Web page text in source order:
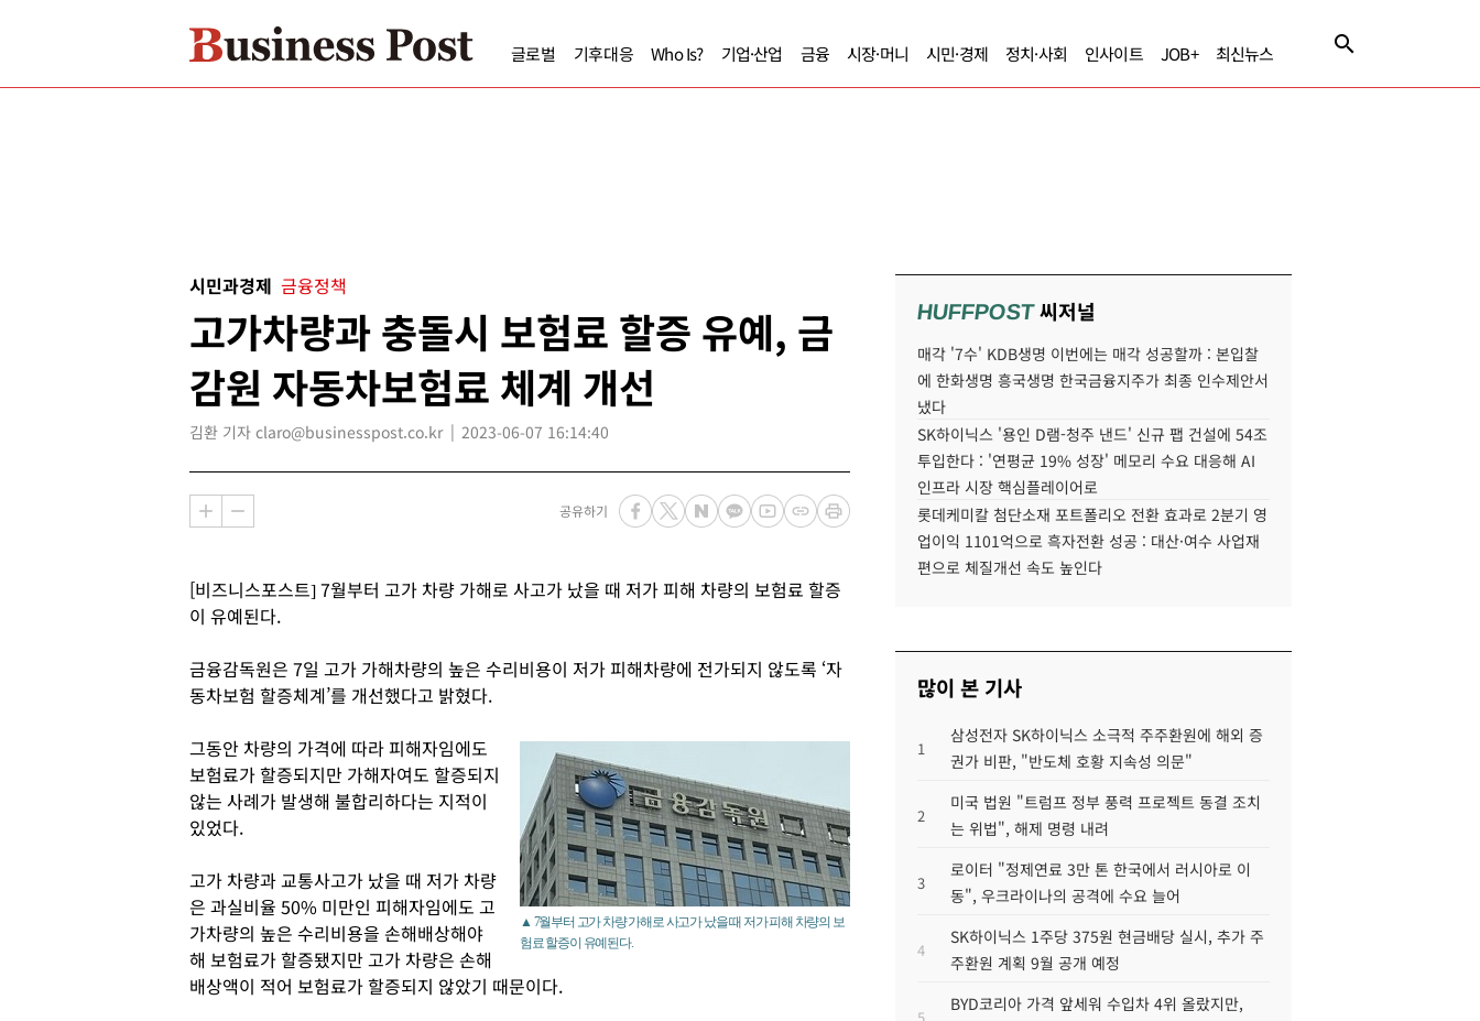
글로벌 기후대응 Who Is? 기업·산업 금융 시장·머니 시민·경제 정치·사회 인사이트 JOB+ 최신뉴스
시민과경제 금융정책
고가차량과 충돌시 보험료 할증 유예, 금
감원 자동차보험료 체계 개선
김환 기자 claro@businesspost.co.kr 2023-06-07 16:14:40
공유하기
[비즈니스포스트] 7월부터 고가 차량 가해로 사고가 났을 때 저가 피해 차량의 보험료 할증
이 유예된다.
금융감독원은 7일 고가 가해차량의 높은 수리비용이 저가 피해차량에 전가되지 않도록 ‘자
동차보험 할증체계’를 개선했다고 밝혔다.
▲ 7월부터 고가 차량 가해로 사고가 났을 때 저가 피해 차량의 보
험료 할증이 유예된다.
그동안 차량의 가격에 따라 피해자임에도
보험료가 할증되지만 가해자여도 할증되지
않는 사례가 발생해 불합리하다는 지적이
있었다.
고가 차량과 교통사고가 났을 때 저가 차량
은 과실비율 50% 미만인 피해자임에도 고
가차량의 높은 수리비용을 손해배상해야
해 보험료가 할증됐지만 고가 차량은 손해
배상액이 적어 보험료가 할증되지 않았기 때문이다.
HUFFPOST씨저널
매각 '7수' KDB생명 이번에는 매각 성공할까 : 본입찰
에 한화생명 흥국생명 한국금융지주가 최종 인수제안서
냈다
SK하이닉스 '용인 D램-청주 낸드' 신규 팹 건설에 54조
투입한다 : '연평균 19% 성장' 메모리 수요 대응해 AI
인프라 시장 핵심플레이어로
롯데케미칼 첨단소재 포트폴리오 전환 효과로 2분기 영
업이익 1101억으로 흑자전환 성공 : 대산·여수 사업재
편으로 체질개선 속도 높인다
많이 본 기사
1
삼성전자 SK하이닉스 소극적 주주환원에 해외 증
권가 비판, "반도체 호황 지속성 의문"
2
미국 법원 "트럼프 정부 풍력 프로젝트 동결 조치
는 위법", 해제 명령 내려
3
로이터 "정제연료 3만 톤 한국에서 러시아로 이
동", 우크라이나의 공격에 수요 늘어
4
SK하이닉스 1주당 375원 현금배당 실시, 추가 주
주환원 계획 9월 공개 예정
BYD코리아 가격 앞세워 수입차 4위 올랐지만,